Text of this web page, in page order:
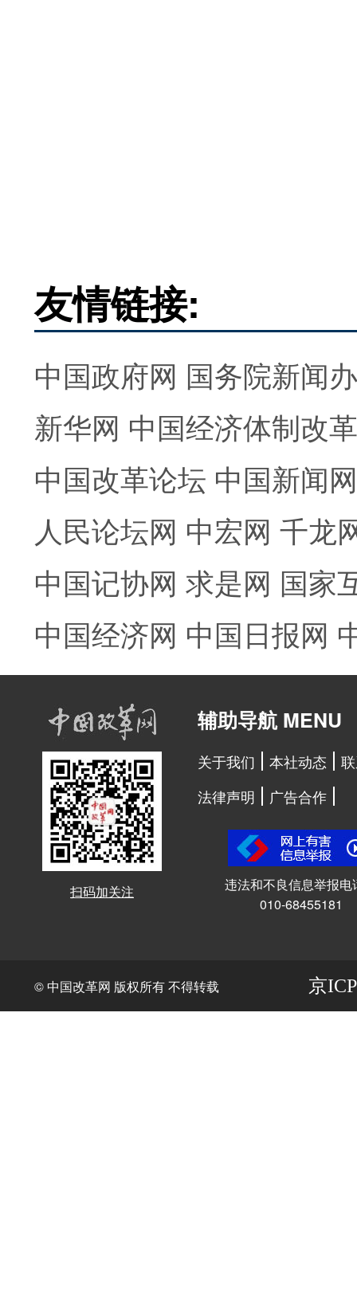
友情链接:
中国政府网 国务院新闻
新华网 中国经济体制改
中国改革论坛 中国新闻网
人民论坛网 中宏网 千龙
中国记协网 求是网 国家
中国经济网 中国日报网
扫码加关注
辅助导航 MENU
关于我们 本社动态
法律声明
广告合作
违法和不良信息举报电
010-68455181
© 中国改革网 版权所有 不得转载 京